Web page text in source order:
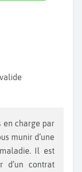
munir d’une
Il est
d’un contrat